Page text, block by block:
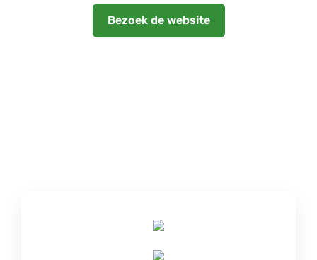
Bezoek de website